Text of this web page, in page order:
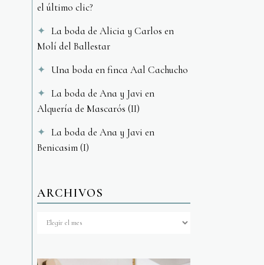
el último clic?
La boda de Alicia y Carlos en
Molí del Ballestar
Una boda en finca Aal Cachucho
La boda de Ana y Javi en
Alquería de Mascarós (II)
La boda de Ana y Javi en
Benicasim (I)
ARCHIVOS
Archivos